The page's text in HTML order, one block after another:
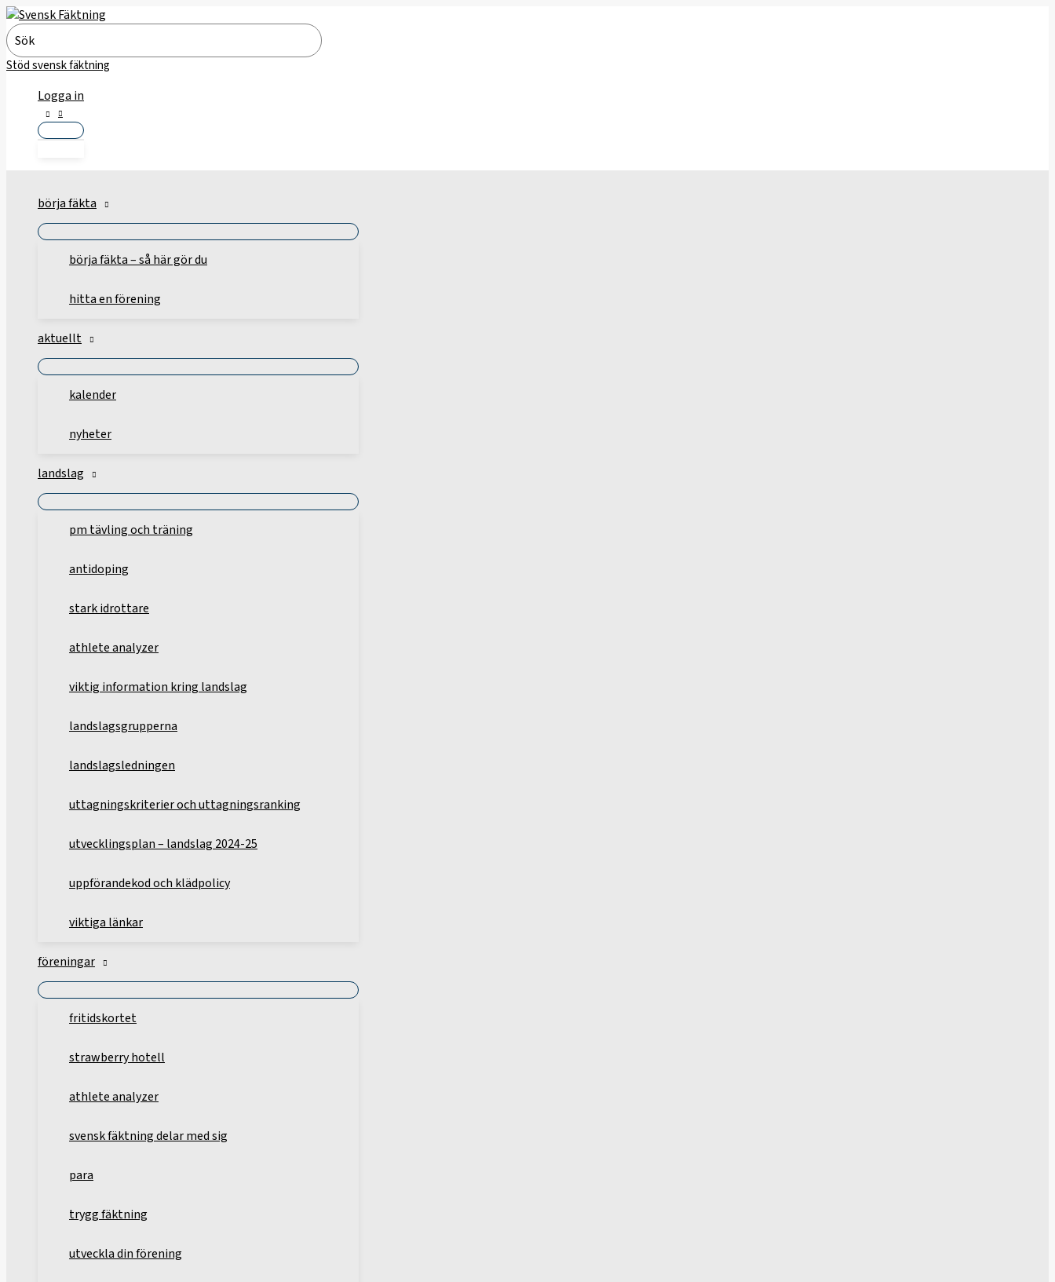
Hoppa
till
innehåll
Search
for:
Stöd svensk fäktning
Logga in
börja fäkta
börja fäkta – så här gör du
hitta en förening
aktuellt
kalender
nyheter
landslag
pm tävling och träning
antidoping
stark idrottare
athlete analyzer
viktig information kring landslag
landslagsgrupperna
landslagsledningen
uttagningskriterier och uttagningsranking
utvecklingsplan – landslag 2024-25
uppförandekod och klädpolicy
viktiga länkar
föreningar
fritidskortet
strawberry hotell
athlete analyzer
svensk fäktning delar med sig
para
trygg fäktning
utveckla din förening